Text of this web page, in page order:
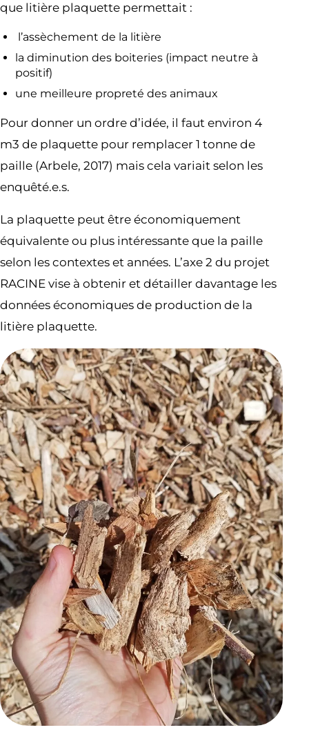
que litière plaquette permettait :
l’assèchement de la litière
la diminution des boiteries (impact neutre à
positif)
une meilleure propreté des animaux
Pour donner un ordre d’idée, il faut environ 4
m3 de plaquette pour remplacer 1 tonne de
paille (Arbele, 2017) mais cela variait selon les
enquêté.e.s.
La plaquette peut être économiquement
équivalente ou plus intéressante que la paille
selon les contextes et années. L’axe 2 du projet
RACINE vise à obtenir et détailler davantage les
données économiques de production de la
litière plaquette.